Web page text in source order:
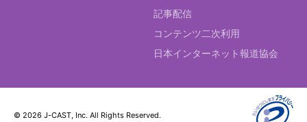
記事配信
コンテンツ二次利用
日本インターネット報道協会
© 2026 J-CAST, Inc. All Rights Reserved.